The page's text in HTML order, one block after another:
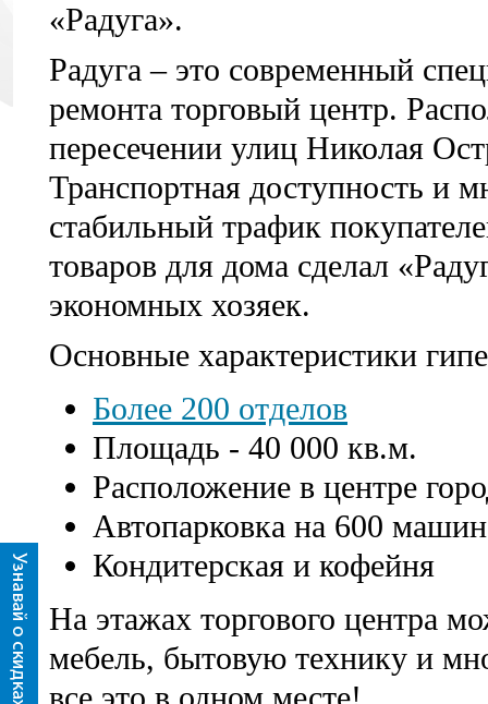
«Радуга».
Радуга – это современный
ремонта торговый центр.
пересечении улиц Николая
Транспортная доступность и
стабильный трафик
товаров для дома сделал
экономных хозяек.
Основные характеристики
Более 200 отделов
Площадь - 40 000 кв.м.
Расположение в центре
Автопарковка на 600
Кондитерская и кофейня
На этажах торгового центра
мебель, бытовую технику и